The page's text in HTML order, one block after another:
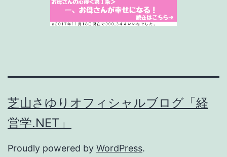
芝山さゆりオフィシャルブログ「経
営学.NET」
Proudly powered by WordPress.